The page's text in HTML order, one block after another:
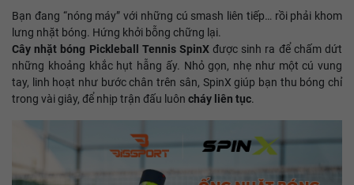
Bạn đang “nóng máy” với những cú smash liên tiếp… rồi phải khom
lưng nhặt bóng. Hứng khởi bỗng chững lại.
Cây nhặt bóng Pickleball Tennis SpinXđược sinh ra để chấm dứt
những khoảng khắc hụt hẫng ấy. Nhỏ gọn, nhẹ như một cú vung
tay, linh hoạt như bước chân trên sân, SpinX giúp bạn thu bóng chỉ
trong vài giây, để nhịp trận đấu luôn cháy liên tục.